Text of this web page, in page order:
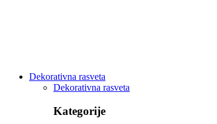
Dekorativna rasveta
Dekorativna rasveta
Kategorije